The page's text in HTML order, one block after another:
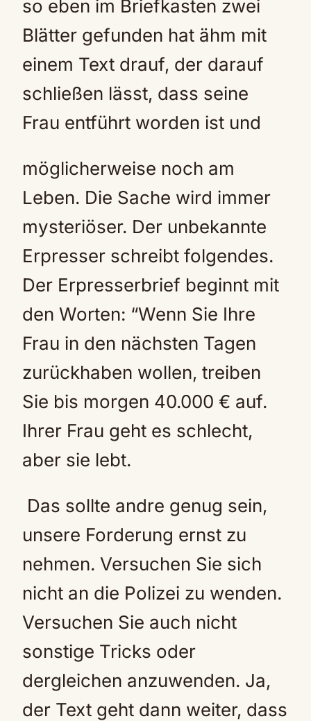
so eben im Briefkasten zwei
Blätter gefunden hat ähm mit
einem Text drauf, der darauf
schließen lässt, dass seine
Frau entführt worden ist und
möglicherweise noch am
Leben. Die Sache wird immer
mysteriöser. Der unbekannte
Erpresser schreibt folgendes.
Der Erpresserbrief beginnt mit
den Worten: “Wenn Sie Ihre
Frau in den nächsten Tagen
zurückhaben wollen, treiben
Sie bis morgen 40.000 € auf.
Ihrer Frau geht es schlecht,
aber sie lebt.
Das sollte andre genug sein,
unsere Forderung ernst zu
nehmen. Versuchen Sie sich
nicht an die Polizei zu wenden.
Versuchen Sie auch nicht
sonstige Tricks oder
dergleichen anzuwenden. Ja,
der Text geht dann weiter, dass